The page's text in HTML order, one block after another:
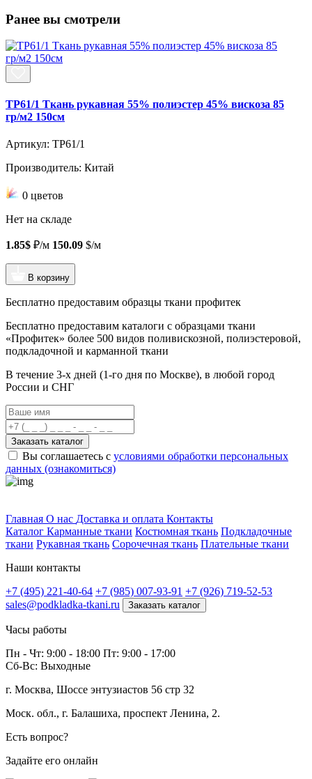
Ранее вы смотрели
TP61/1 Ткань рукавная 55% полиэстер 45% вискоза 85
гр/м2 150см
Артикул: TP61/1
Производитель: Китай
0 цветов
Нет на складе
1.85$ ₽/м 150.09 $/м
В корзину
Бесплатно предоставим образцы ткани профитек
Бесплатно предоставим каталоги с образцами ткани
«Профитек» более 500 видов поливискозной, полиэстеровой,
подкладочной и карманной ткани
В течение 3-х дней (1-го дня по Москве), в любой город
России и СНГ
Заказать каталог
Вы соглашаетесь с условиями обработки персональных
данных (ознакомиться)
Главная О нас Доставка и оплата Контакты
Каталог Карманные ткани Костюмная ткань Подкладочные
ткани Рукавная ткань Сорочечная ткань Плательные ткани
Наши контакты
+7 (495) 221-40-64 +7 (985) 007-93-91 +7 (926) 719-52-53
sales@podkladka-tkani.ru
Заказать каталог
Часы работы
Пн - Чт: 9:00 - 18:00 Пт: 9:00 - 17:00
Сб-Вс: Выходные
г. Москва, Шоссе энтузиастов 56 стр 32
Моск. обл., г. Балашиха, проспект Ленина, 2.
Есть вопрос?
Задайте его онлайн